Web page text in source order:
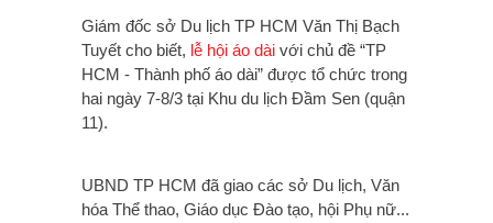
Giám đốc sở Du lịch TP HCM Văn Thị Bạch
Tuyết cho biết, lễ hội áo dài với chủ đề “TP
HCM - Thành phố áo dài” được tổ chức trong
hai ngày 7-8/3 tại Khu du lịch Đầm Sen (quận
11).
UBND TP HCM đã giao các sở Du lịch, Văn
hóa Thể thao, Giáo dục Đào tạo, hội Phụ nữ...